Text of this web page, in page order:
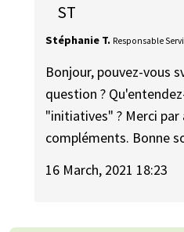
ST
Stéphanie T. Responsable
Bonjour, pouvez-vous
question ?
"initiatives" ? Merci par
compléments. Bonne
16 March, 2021 18:23